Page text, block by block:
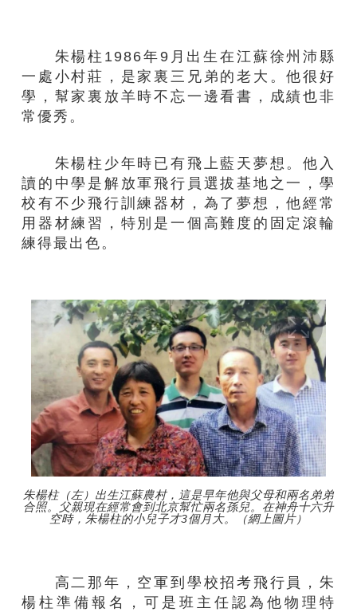
朱楊柱1986年9月出生在江蘇徐州沛縣
一處小村莊，是家裏三兄弟的老大。他很好
學，幫家裏放羊時不忘一邊看書，成績也非
常優秀。
朱楊柱少年時已有飛上藍天夢想。他入
讀的中學是解放軍飛行員選拔基地之一，學
校有不少飛行訓練器材，為了夢想，他經常
用器材練習，特別是一個高難度的固定滾輪
練得最出色。
朱楊柱（左）出生江蘇農村，這是早年他與父母和兩名弟弟
合照。父親現在經常會到北京幫忙兩名孫兒。在神舟十六升
空時，朱楊柱的小兒子才3個月大。（網上圖片）
高二那年，空軍到學校招考飛行員，朱
楊柱準備報名，可是班主任認為他物理特